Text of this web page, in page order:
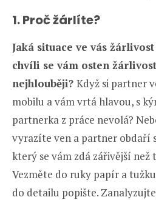
1. Proč žárlíte?
Jaká situace ve vás
chvíli se vám osten
nejhlouběji? Když si partner
mobilu a vám vrtá hlavou, s
partnerka z práce nevolá?
vyrazíte ven a partner obdaří
který se vám zdá zářivější než
Vezměte do ruky papír a
do detailu popište.